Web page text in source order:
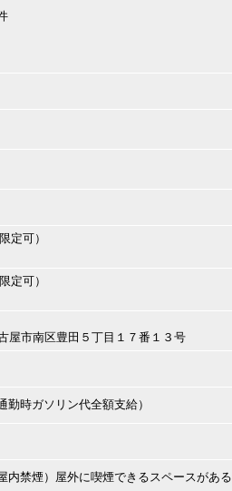
定可）
定可）
屋市南区豊田５丁目１７番１３号
勤時ガソリン代全額支給）
内禁煙）屋外に喫煙できるスペースがある